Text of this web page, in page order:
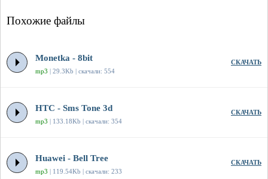
Похожие файлы
Monetka - 8bit
mp3 | 29.3Kb | скачали: 554
СКАЧАТЬ
HTC - Sms Tone 3d
mp3 | 133.18Kb | скачали: 354
СКАЧАТЬ
Huawei - Bell Tree
mp3 | 119.54Kb | скачали: 233
СКАЧАТЬ